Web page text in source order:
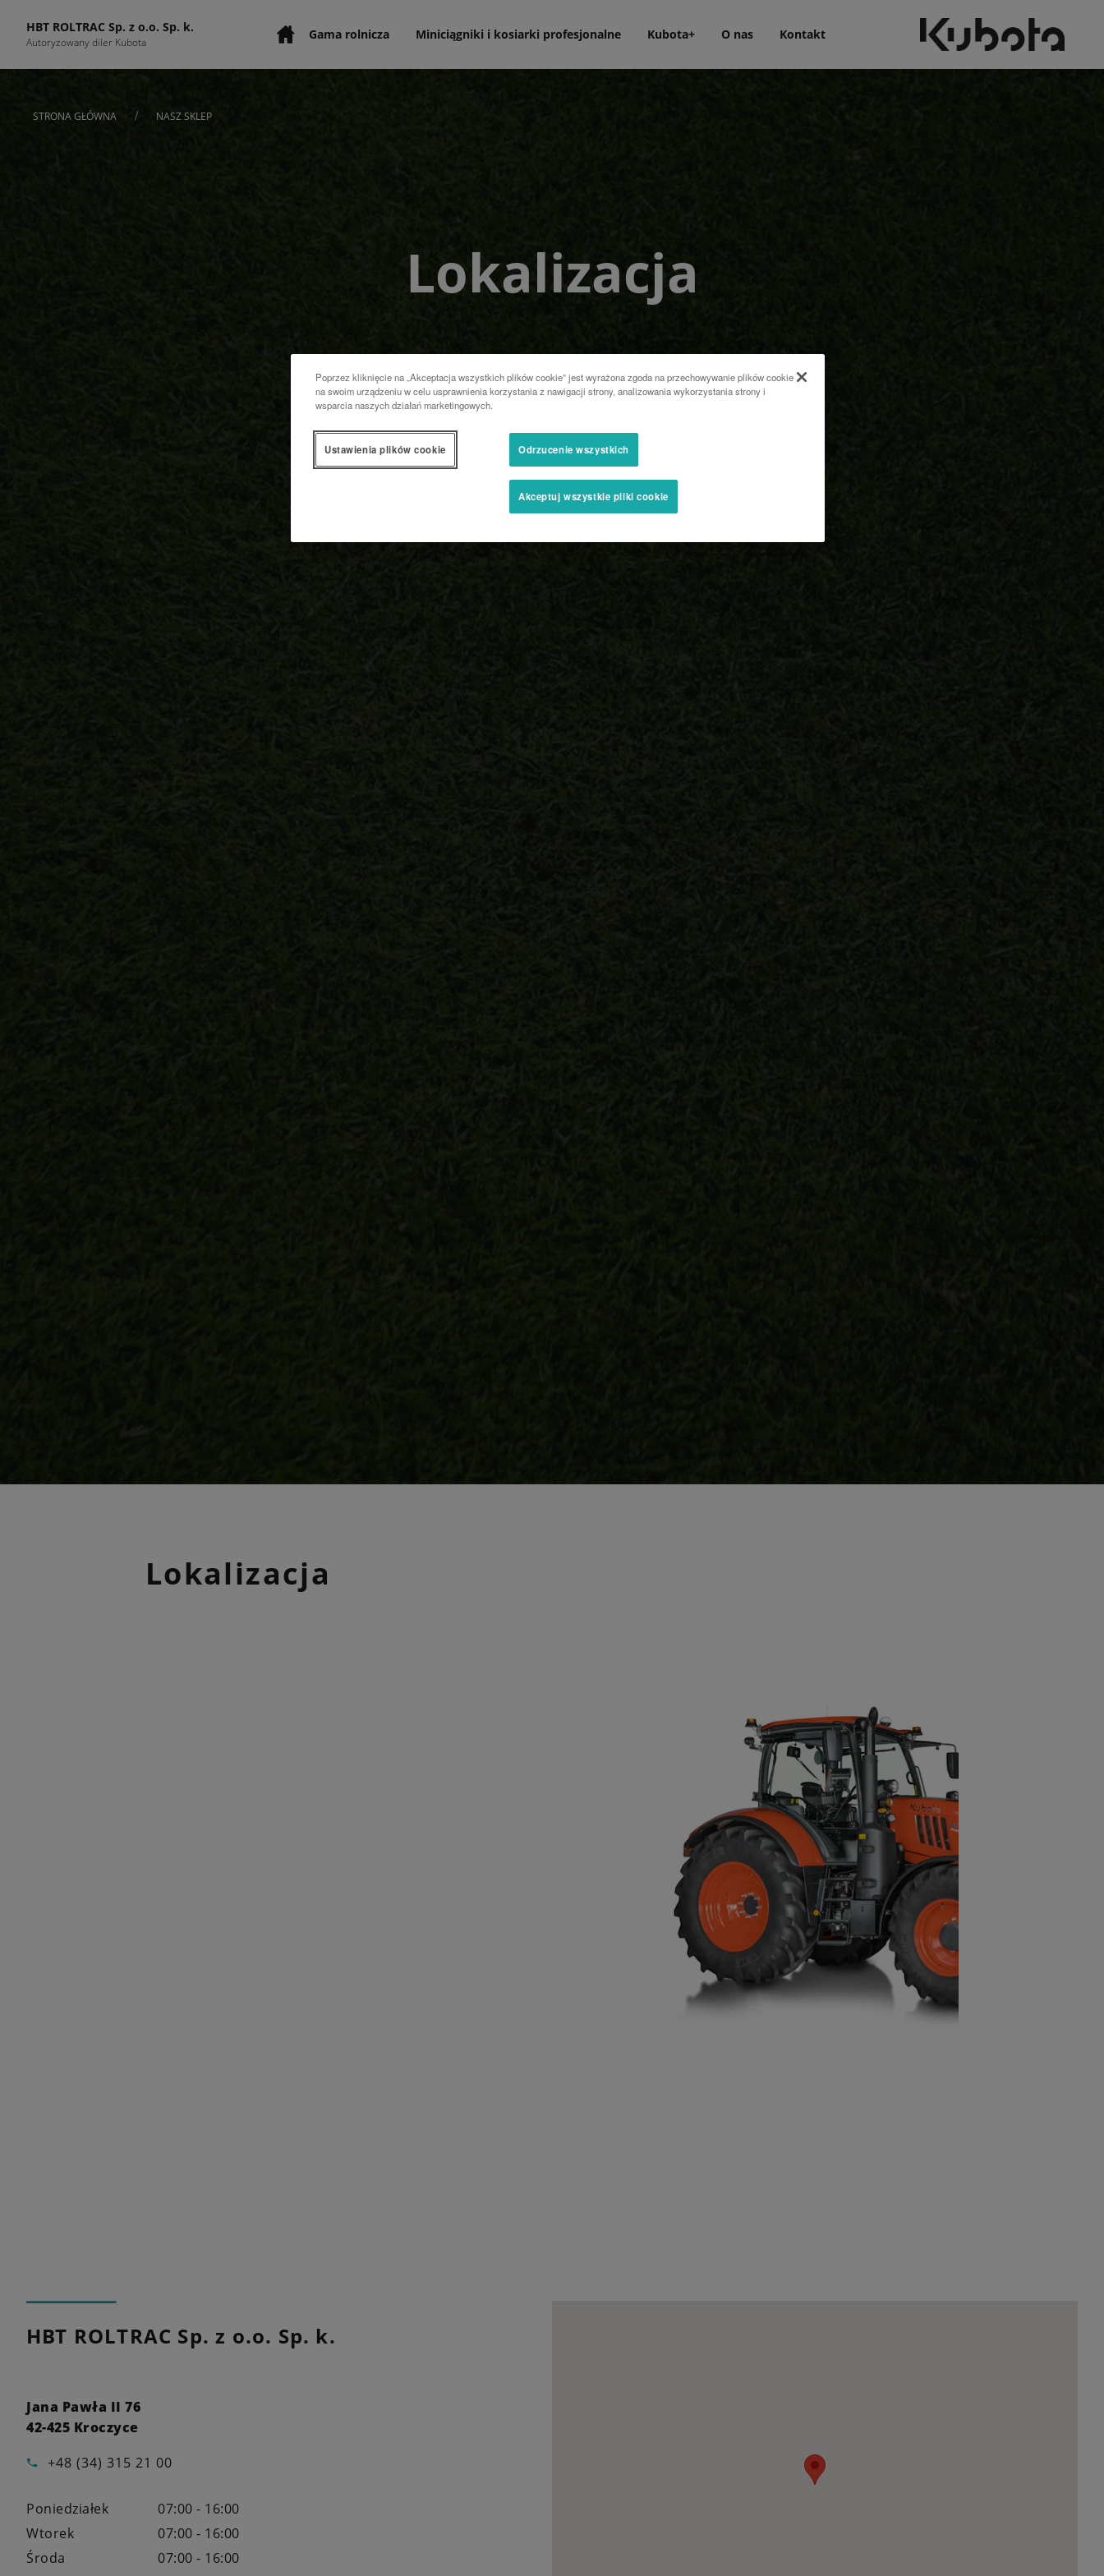
HBT ROLTRAC Sp. z o.o. Sp. k.
Autoryzowany diler Kubota Gama rolnicza Miniciągniki i kosiarki profesjonalne Kubota+ O nas Kontakt
STRONA GŁÓWNA / NASZ SKLEP
Lokalizacja
Lokalizacja
HBT ROLTRAC Sp. z o.o. Sp. k.
Jana Pawła II 76
42-425 Kroczyce
+48 (34) 315 21 00
Poniedziałek
07:00 - 16:00
Wtorek
07:00 - 16:00
Środa
07:00 - 16:00
Poprzez kliknięcie na „Akceptacja wszystkich plików cookie” jest wyrażona zgoda na przechowywanie plików cookie
na swoim urządzeniu w celu usprawnienia korzystania z nawigacji strony, analizowania wykorzystania strony i
wsparcia naszych działań marketingowych.
Odrzucenie wszystkich
Akceptuj wszystkie pliki cookie
Ustawienia plików cookie